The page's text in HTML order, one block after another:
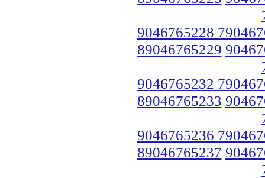
9046765228
89046765229
9046765232
89046765233
9046765236
89046765237